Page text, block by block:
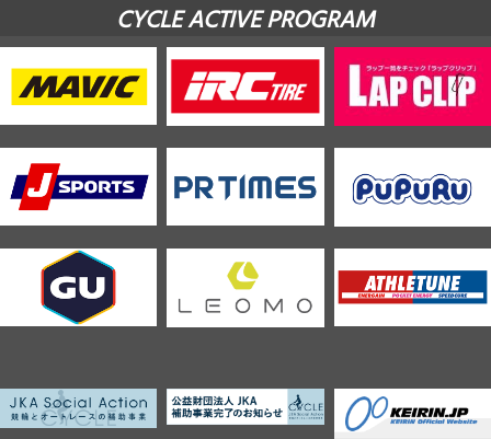
CYCLE ACTIVE PROGRAM